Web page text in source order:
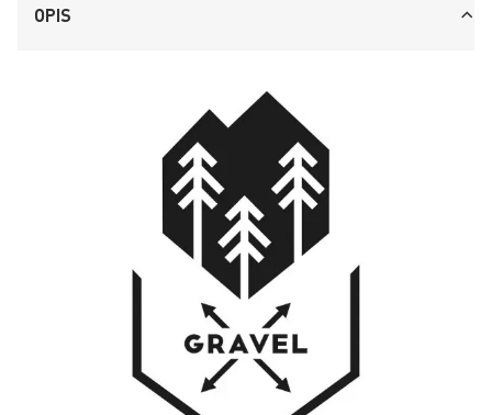
OPIS